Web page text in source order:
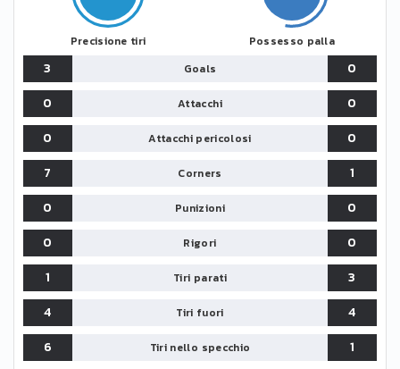
Precisione tiri Possesso palla
3 Goals
0
0
Attacchi
0
0
Attacchi pericolosi
0
7
Corners
1
0
Punizioni
0
0
Rigori
0
1
Tiri parati
3
4
Tiri fuori
4
6
Tiri nello specchio 1